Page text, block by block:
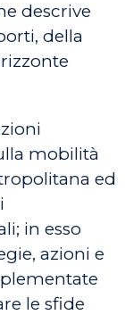
descrive
della
mobilità
ed
in esso
azioni e
le sfide